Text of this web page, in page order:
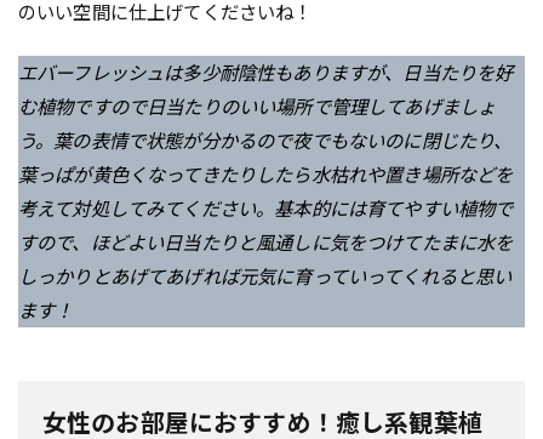
のいい空間に仕上げてくださいね！
エバーフレッシュは多少耐陰性もありますが、日当たりを好
む植物ですので日当たりのいい場所で管理してあげましょ
う。葉の表情で状態が分かるので夜でもないのに閉じたり、
葉っぱが黄色くなってきたりしたら水枯れや置き場所などを
考えて対処してみてください。基本的には育てやすい植物で
すので、ほどよい日当たりと風通しに気をつけてたまに水を
しっかりとあげてあげれば元気に育っていってくれると思い
ます！
女性のお部屋におすすめ！癒し系観葉植